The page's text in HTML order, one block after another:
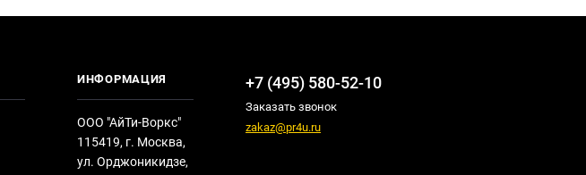
ИНФОРМАЦИЯ
ООО "АйТи-Воркс"
115419, г. Москва,
ул. Орджоникидзе,
+7 (495) 580-52-10
Заказать звонок
zakaz@pr4u.ru